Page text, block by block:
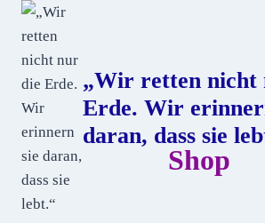
Zum
Inhalt
springen
„Wir retten nicht
Erde. Wir
daran, dass sie
Shop